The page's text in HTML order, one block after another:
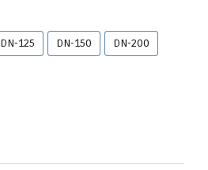
DN-125 DN-150 DN-200